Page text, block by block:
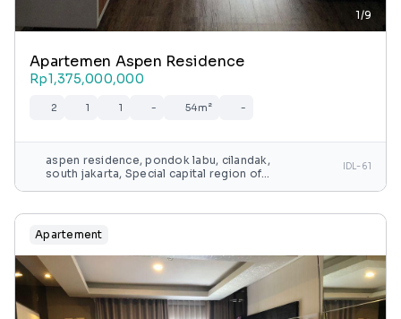
1/9
Apartemen Aspen Residence
Rp1,375,000,000
2 1 1 - 54m² -
aspen residence, pondok labu, cilandak,
south jakarta, Special capital region of
IDL-61
Apartement